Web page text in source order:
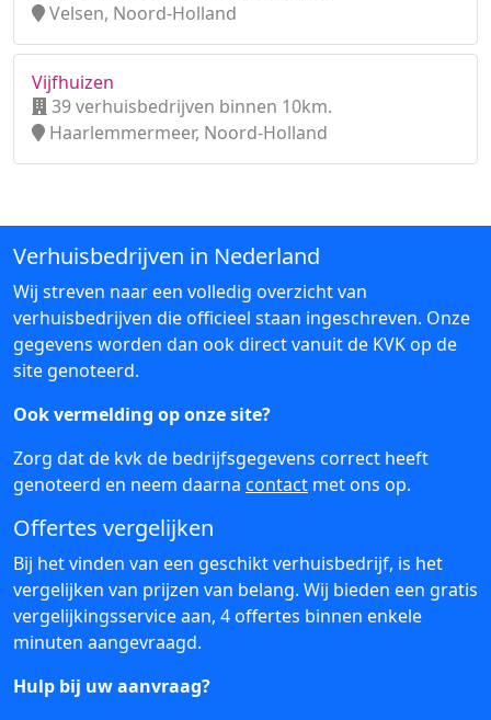
Velsen, Noord-Holland
Vijfhuizen
39 verhuisbedrijven binnen 10km.
Haarlemmermeer, Noord-Holland
Verhuisbedrijven in Nederland
Wij streven naar een volledig overzicht van
verhuisbedrijven die officieel staan ingeschreven. Onze
gegevens worden dan ook direct vanuit de KVK op de
site genoteerd.
Ook vermelding op onze site?
Zorg dat de kvk de bedrijfsgegevens correct heeft
genoteerd en neem daarna contact met ons op.
Offertes vergelijken
Bij het vinden van een geschikt verhuisbedrijf, is het
vergelijken van prijzen van belang. Wij bieden een gratis
vergelijkingsservice aan, 4 offertes binnen enkele
minuten aangevraagd.
Hulp bij uw aanvraag?